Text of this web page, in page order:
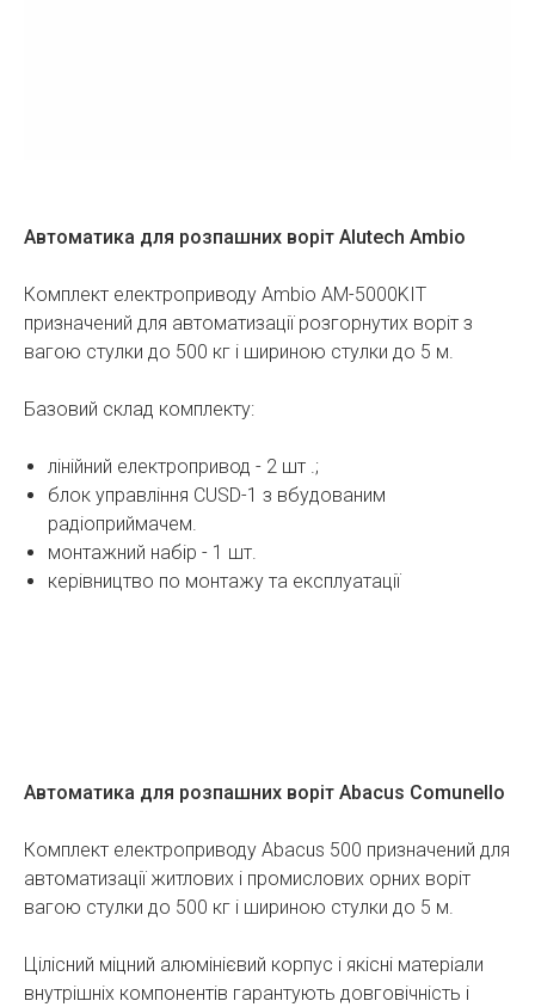
Автоматика для розпашних воріт Alutech Ambio
Комплект електроприводу Ambio AM-5000KIT
призначений для автоматизації розгорнутих воріт з
вагою стулки до 500 кг і шириною стулки до 5 м.
Базовий склад комплекту:
лінійний електропривод - 2 шт .;
блок управління CUSD-1 з вбудованим
радіоприймачем.
монтажний набір - 1 шт.
керівництво по монтажу та експлуатації
Автоматика для розпашних воріт Abacus Comunello
Комплект електроприводу Abacus 500 призначений для
автоматизації житлових і промислових орних воріт
вагою стулки до 500 кг і шириною стулки до 5 м.
Цілісний міцний алюмінієвий корпус і якісні матеріали
внутрішніх компонентів гарантують довговічність і